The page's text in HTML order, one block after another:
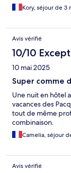
Kory, séjour de 3
Avis vérifié
10/10
10 mai 2025
Super comme
Une nuit en hôtel
vacances des
tout de même
combinaison.
Camelia, séjour
Avis vérifié